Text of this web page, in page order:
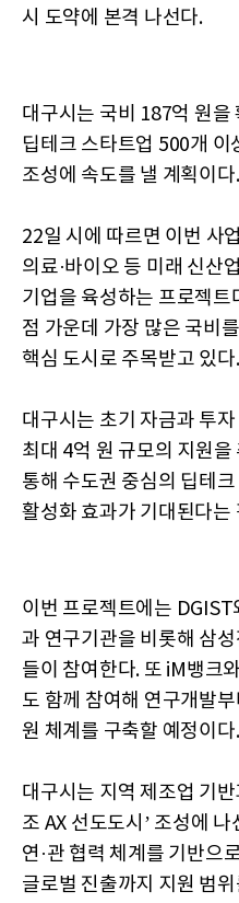
시 도약에 본격 나선다.
대구시는 국비 187억 원을
딥테크 스타트업 500개 이
조성에 속도를 낼 계획이다.
22일 시에 따르면 이번 사
의료·바이오 등 미래 신산
기업을 육성하는 프로젝트
점 가운데 가장 많은 국비
핵심 도시로 주목받고 있다.
대구시는 초기 자금과 투
최대 4억 원 규모의 지원
통해 수도권 중심의 딥테
활성화 효과가 기대된다는
이번 프로젝트에는
과 연구기관을 비롯해 삼
들이 참여한다. 또 iM뱅크
도 함께 참여해 연구개발
원 체계를 구축할 예정이다.
대구시는 지역 제조업 기반
조 AX 선도도시’ 조성에
연·관 협력 체계를 기반으
글로벌 진출까지 지원 범